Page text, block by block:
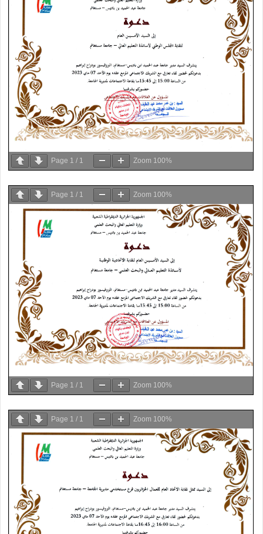
Page 1 / 1 Zoom 100%
Page 1 / 1 Zoom 100%
Page 1 / 1 Zoom 100%
Page 1 / 1 Zoom 100%